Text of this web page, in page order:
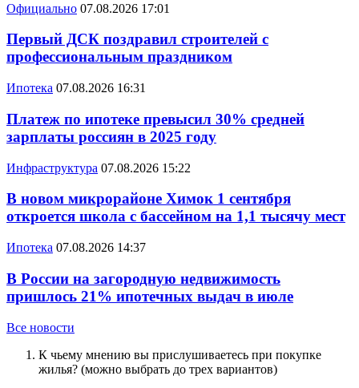
Официально 07.08.2026 17:01
Первый ДСК поздравил строителей с
профессиональным праздником
Ипотека 07.08.2026 16:31
Платеж по ипотеке превысил 30% средней
зарплаты россиян в 2025 году
Инфраструктура 07.08.2026 15:22
В новом микрорайоне Химок 1 сентября
откроется школа с бассейном на 1,1 тысячу мест
Ипотека 07.08.2026 14:37
В России на загородную недвижимость
пришлось 21% ипотечных выдач в июле
Все новости
К чьему мнению вы прислушиваетесь при покупке
жилья? (можно выбрать до трех вариантов)